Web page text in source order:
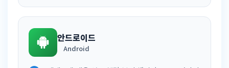
안드로이드
Android